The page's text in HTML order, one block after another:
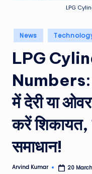
T
e
c
h
&
M
o
vi
e
LPG
Posted
in
News
LPG
Numbers:
में देरी या
करें शिकायत,
समाधान!
Posted
Arvind Kumar 20